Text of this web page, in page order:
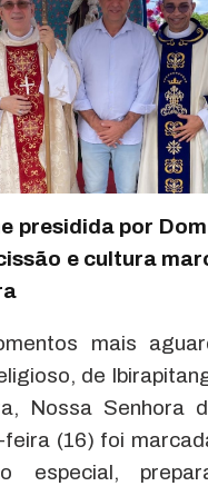
presidida por
e cultura
mais
de
Nossa Senhora
(16) foi
especial,